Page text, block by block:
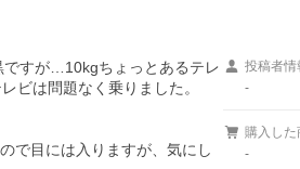
ですが…10kgちょっとあるテレ
ビは問題なく乗りました。
で目には入りますが、気にし
投稿者情
-
購入した
-